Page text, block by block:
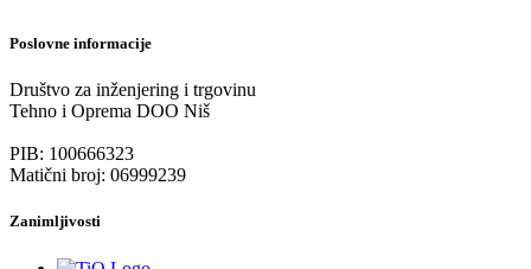
Poslovne informacije
Društvo za inženjering i trgovinu
Tehno i Oprema DOO Niš
PIB: 100666323
Matični broj: 06999239
Zanimljivosti